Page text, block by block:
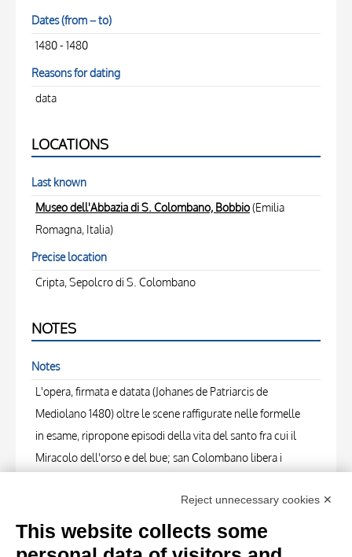
Dates (from – to)
1480 - 1480
Reasons for dating
data
LOCATIONS
Last known
Museo dell'Abbazia di S. Colombano, Bobbio(Emilia
Romagna, Italia)
Precise location
Cripta, Sepolcro di S. Colombano
NOTES
Notes
L'opera, firmata e datata (Johanes de Patriarcis de
Mediolano 1480) oltre le scene raffigurate nelle formelle
in esame, ripropone episodi della vita del santo fra cui il
Miracolo dell'orso e del bue; san Colombano libera i
cittadina di Bobbio. Il tutto è dominato dalla figura del
santo dormiente resa a rilievo caratterizzata da un libro
aperto posto ai suoi piedi.
Reject unnecessary cookies ✕
This website collects some